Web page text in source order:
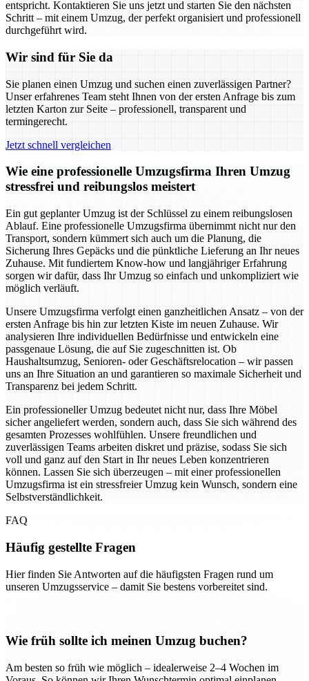
entspricht. Kontaktieren Sie uns jetzt und starten Sie den nächsten
Schritt – mit einem Umzug, der perfekt organisiert und professionell
durchgeführt wird.
Wir sind für Sie da
Sie planen einen Umzug und suchen einen zuverlässigen Partner?
Unser erfahrenes Team steht Ihnen von der ersten Anfrage bis zum
letzten Karton zur Seite – professionell, transparent und
termingerecht.
Jetzt schnell vergleichen
Wie eine professionelle Umzugsfirma Ihren Umzug
stressfrei und reibungslos meistert
Ein gut geplanter Umzug ist der Schlüssel zu einem reibungslosen
Ablauf. Eine professionelle Umzugsfirma übernimmt nicht nur den
Transport, sondern kümmert sich auch um die Planung, die
Sicherung Ihres Gepäcks und die pünktliche Lieferung an Ihr neues
Zuhause. Mit fundiertem Know-how und langjähriger Erfahrung
sorgen wir dafür, dass Ihr Umzug so einfach und unkompliziert wie
möglich verläuft.
Unsere Umzugsfirma verfolgt einen ganzheitlichen Ansatz – von der
ersten Anfrage bis hin zur letzten Kiste im neuen Zuhause. Wir
analysieren Ihre individuellen Bedürfnisse und entwickeln eine
passgenaue Lösung, die auf Sie zugeschnitten ist. Ob
Haushaltsumzug, Senioren- oder Geschäftsrelocation – wir passen
uns an Ihre Situation an und garantieren so maximale Sicherheit und
Transparenz bei jedem Schritt.
Ein professioneller Umzug bedeutet nicht nur, dass Ihre Möbel
sicher angeliefert werden, sondern auch, dass Sie sich während des
gesamten Prozesses wohlfühlen. Unsere freundlichen und
zuverlässigen Teams arbeiten diskret und präzise, sodass Sie sich
voll und ganz auf den Start in Ihr neues Leben konzentrieren
können. Lassen Sie sich überzeugen – mit einer professionellen
Umzugsfirma ist ein stressfreier Umzug kein Wunsch, sondern eine
Selbstverständlichkeit.
FAQ
Häufig gestellte Fragen
Hier finden Sie Antworten auf die häufigsten Fragen rund um
unseren Umzugsservice – damit Sie bestens vorbereitet sind.
Wie früh sollte ich meinen Umzug buchen?
Am besten so früh wie möglich – idealerweise 2–4 Wochen im